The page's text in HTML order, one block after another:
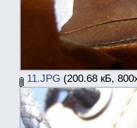
11.JPG (200.68 кБ,